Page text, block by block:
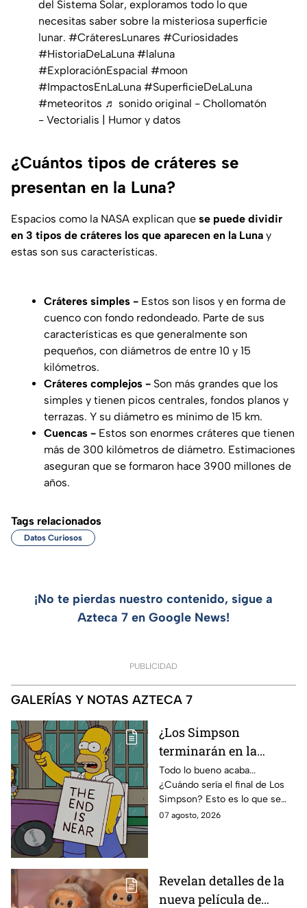
del Sistema Solar, exploramos todo lo que
necesitas saber sobre la misteriosa superficie
lunar. #CráteresLunares #Curiosidades
#HistoriaDeLaLuna #laluna
#ExploraciónEspacial #moon
#ImpactosEnLaLuna #SuperficieDeLaLuna
#meteoritos ♬ sonido original - Chollomatón
- Vectorialis | Humor y datos
¿Cuántos tipos de cráteres se
presentan en la Luna?
Espacios como la NASA explican que se puede dividir
en 3 tipos de cráteres los que aparecen en la Luna y
estas son sus características.
Cráteres simples - Estos son lisos y en forma de
cuenco con fondo redondeado. Parte de sus
características es que generalmente son
pequeños, con diámetros de entre 10 y 15
kilómetros.
Cráteres complejos - Son más grandes que los
simples y tienen picos centrales, fondos planos y
terrazas. Y su diámetro es mínimo de 15 km.
Cuencas - Estos son enormes cráteres que tienen
más de 300 kilómetros de diámetro. Estimaciones
aseguran que se formaron hace 3900 millones de
años.
Tags relacionados
Datos Curiosos
¡No te pierdas nuestro contenido, sigue a
Azteca 7 en Google News!
PUBLICIDAD
GALERÍAS Y NOTAS AZTECA 7
¿Los Simpson
terminarán en la
temporada 40? Actriz
de Bart Simpson da
IMPACTANTE
declaración
Todo lo bueno acaba...
¿Cuándo sería el final de Los
Simpson? Esto es lo que se
sabe:
07 agosto, 2026
Revelan detalles de la
nueva película de